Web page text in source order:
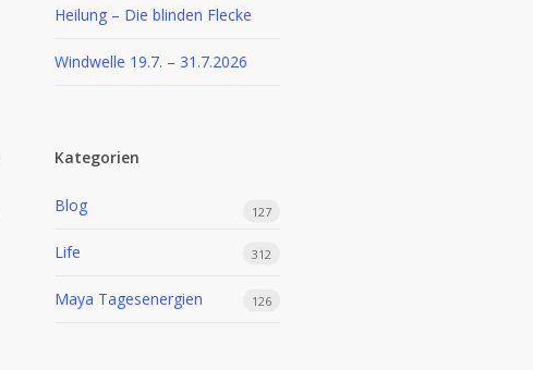
Heilung – Die blinden Flecke
Windwelle 19.7. – 31.7.2026
Kategorien
Blog 127
Life 312
Maya Tagesenergien 126